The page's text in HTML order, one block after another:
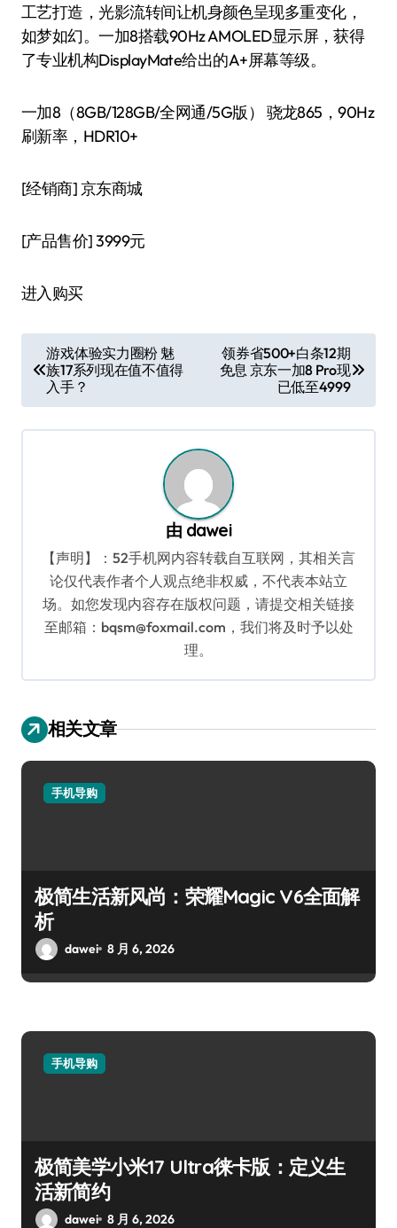
工艺打造，光影流转间让机身颜色呈现多重变化，
如梦如幻。一加8搭载90Hz AMOLED显示屏，获得
了专业机构DisplayMate给出的A+屏幕等级。
一加8（8GB/128GB/全网通/5G版） 骁龙865，90Hz
刷新率，HDR10+
[经销商]京东商城
[产品售价]3999元
进入购买
章
导
航
游戏体验实力圈粉 魅
族17系列现在值不值得
入手？
领券省500+白条12期
免息 京东一加8 Pro现
已低至4999
由 dawei
【声明】：52手机网内容转载自互联网，其相关言
论仅代表作者个人观点绝非权威，不代表本站立
场。如您发现内容存在版权问题，请提交相关链接
至邮箱：bqsm@foxmail.com，我们将及时予以处
理。
相关文章
手机导购
极简生活新风尚：荣耀Magic V6全面解
析
dawei 8 月 6, 2026
手机导购
极简美学小米17 Ultra徕卡版：定义生
活新简约
dawei 8 月 6, 2026